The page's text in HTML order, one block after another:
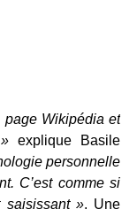
Wikipédia et
explique Basile
personnelle
C’est comme si
saisissant ». Une